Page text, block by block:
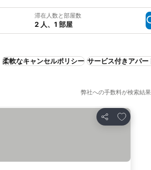
滞在人数と部屋数
2 人、1 部屋
柔軟なキャンセルポリシー サービス付きアパー
弊社への手数料が検索結
シェア
お気に入